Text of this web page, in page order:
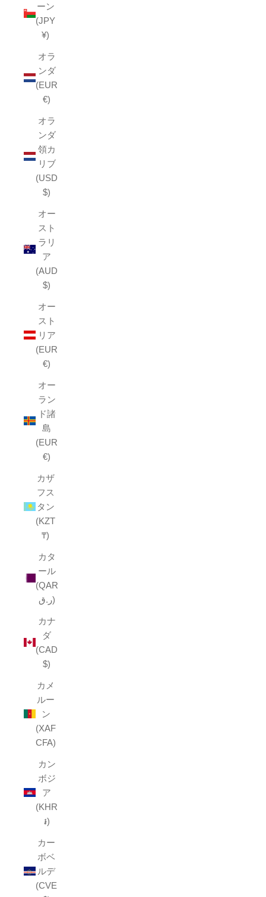
ーン
(JPY
¥)
オラ
ンダ
(EUR
€)
オラ
ンダ
領カ
リブ
(USD
$)
オー
スト
ラリ
ア
(AUD
$)
オー
スト
リア
(EUR
€)
オー
ラン
ド諸
島
(EUR
€)
カザ
フス
タン
(KZT
₸)
カタ
ール
(QAR
ر.ق)
カナ
ダ
(CAD
$)
カメ
ルー
ン
(XAF
CFA)
カン
ボジ
ア
(KHR
៛)
カー
ボベ
ルデ
(CVE